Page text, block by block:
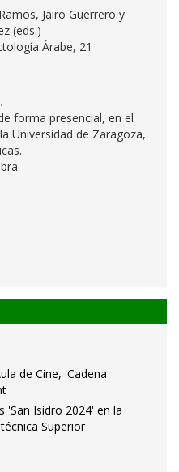
Jairo Guerrero y
(eds.)
Árabe, 21
forma presencial, en el
Universidad de Zaragoza,
de Cine, 'Cadena
'San Isidro 2024' en la
Superior